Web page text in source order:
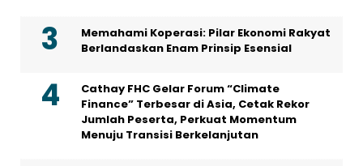
Memahami Koperasi: Pilar Ekonomi Rakyat
Berlandaskan Enam Prinsip Esensial
Cathay FHC Gelar Forum “Climate
Finance” Terbesar di Asia, Cetak Rekor
Jumlah Peserta, Perkuat Momentum
Menuju Transisi Berkelanjutan